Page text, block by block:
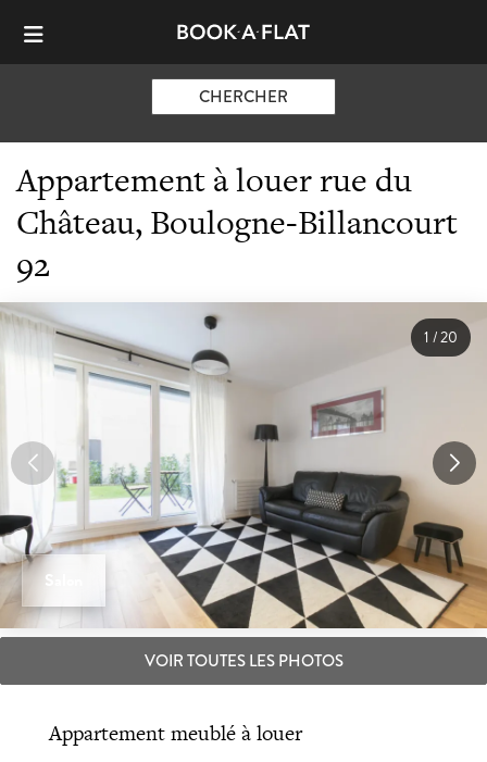
CHERCHER
Appartement à louer rue du
Château, Boulogne-Billancourt
92
Salon
1/20
VOIR TOUTES LES PHOTOS
Appartement meublé à louer